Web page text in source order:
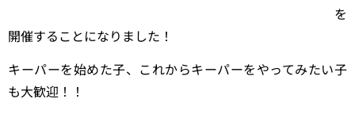
を
開催することになりました！
キーパーを始めた子、これからキーパーをやってみたい子
も大歓迎！！